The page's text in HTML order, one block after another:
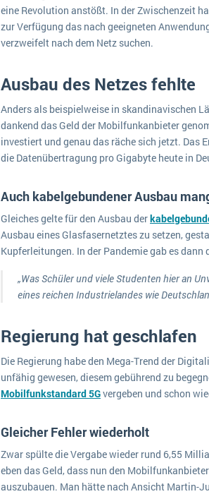
eine Revolution anstößt. In der Zwischenzeit
zur Verfügung das nach geeigneten
verzweifelt nach dem Netz suchen.
Ausbau des Netzes fehlte
Anders als beispielweise in skandinavischen
dankend das Geld der Mobilfunkanbieter
investiert und genau das räche sich jetzt. Das
die Datenübertragung pro Gigabyte heute in
Auch kabelgebundener Ausbau
Gleiches gelte für den Ausbau der
Ausbau eines Glasfasernetztes zu setzen,
Kupferleitungen. In der Pandemie gab es
„Was Schüler und viele Studenten hier an
eines reichen Industrielandes wie
Regierung hat geschlafen
Die Regierung habe den Mega-Trend der
unfähig gewesen, diesem gebührend zu
Mobilfunkstandard 5Gvergeben und schon
Gleicher Fehler wiederholt
Zwar spülte die Vergabe wieder rund 6,55
eben das Geld, dass nun den
auszubauen. Man hätte nach Ansicht Martin-